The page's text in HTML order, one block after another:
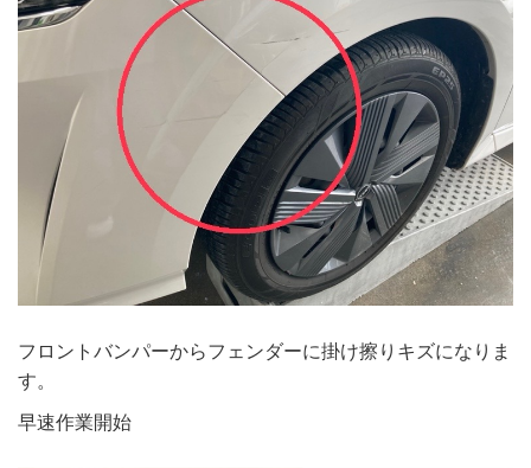
フロントバンパーからフェンダーに掛け擦りキズになりま
す。
早速作業開始